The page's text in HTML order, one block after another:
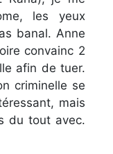
les yeux
banal. Anne
convainc 2
afin de tuer.
criminelle se
mais
du tout avec.